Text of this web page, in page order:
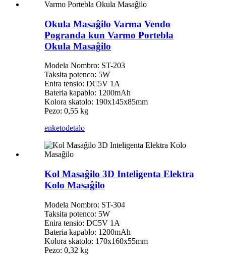
Okula Masaĝilo Varma Vendo
Pogranda kun Varmo Portebla
Okula Masaĝilo
Modela Nombro: ST-203
Taksita potenco: 5W
Enira tensio: DC5V 1A
Bateria kapablo: 1200mAh
Kolora skatolo: 190x145x85mm
Pezo: 0,55 kg
enketodetalo
Kol Masaĝilo 3D Inteligenta Elektra
Kolo Masaĝilo
Modela Nombro: ST-304
Taksita potenco: 5W
Enira tensio: DC5V 1A
Bateria kapablo: 1200mAh
Kolora skatolo: 170x160x55mm
Pezo: 0,32 kg